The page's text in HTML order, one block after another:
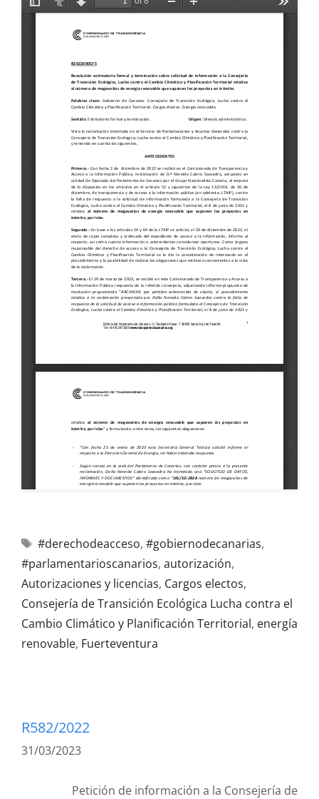
#derechodeacceso, #gobiernodecanarias,
#parlamentarioscanarios, autorización,
Autorizaciones y licencias, Cargos electos,
Consejería de Transición Ecológica Lucha contra el
Cambio Climático y Planificación Territorial, energía
renovable, Fuerteventura
R582/2022
31/03/2023
Petición de información a la Consejería de